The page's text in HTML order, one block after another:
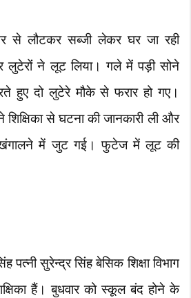
से लौटकर सब्जी लेकर घर जा रही
लुटेरों ने लूट लिया। गले में पड़ी सोने
हुए दो लुटेरे मौके से फरार हो गए।
से घटना की जानकारी ली और
में जुट गई। फुटेज में लूट की
पत्नी सुरेन्द्र सिंह बेसिक शिक्षा विभाग
हैं। बुधवार को स्कूल बंद होने के